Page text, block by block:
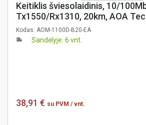
Keitiklis šviesolaidinis, 10/
Tx1550/Rx1310, 20km, AOA
Kodas: AOM-1100D-B20-EA
Sandėlyje: 6 vnt.
38,91 € su PVM / vnt.